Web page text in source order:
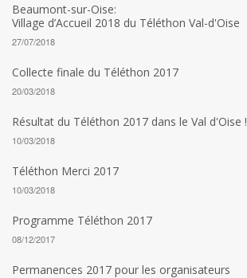
Beaumont-sur-Oise:
Village d’Accueil 2018 du Téléthon Val-d'Oise
27/07/2018
Collecte finale du Téléthon 2017
20/03/2018
Résultat du Téléthon 2017 dans le Val d'Oise !
10/03/2018
Téléthon Merci 2017
10/03/2018
Programme Téléthon 2017
08/12/2017
Permanences 2017 pour les organisateurs